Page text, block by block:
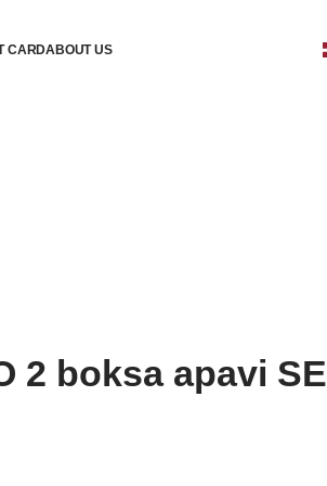
CARDABOUT US
2 boksa apavi SE